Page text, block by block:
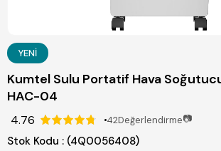
YENI
Kumtel Sulu Portatif Hava
HAC-04
4.76 42Değerlendirme📷
Stok Kodu (4Q0056408)